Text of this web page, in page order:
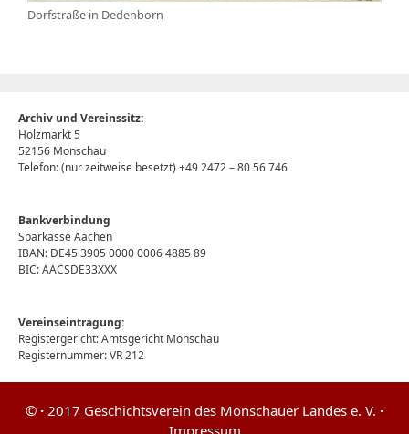
Dorfstraße in Dedenborn
Archiv und Vereinssitz:
Holzmarkt 5
52156 Monschau
Telefon: (nur zeitweise besetzt) +49 2472 – 80 56 746
Bankverbindung
Sparkasse Aachen
IBAN: DE45 3905 0000 0006 4885 89
BIC: AACSDE33XXX
Vereinseintragung:
Registergericht: Amtsgericht Monschau
Registernummer: VR 212
© · 2017 Geschichtsverein des Monschauer Landes e. V. ·